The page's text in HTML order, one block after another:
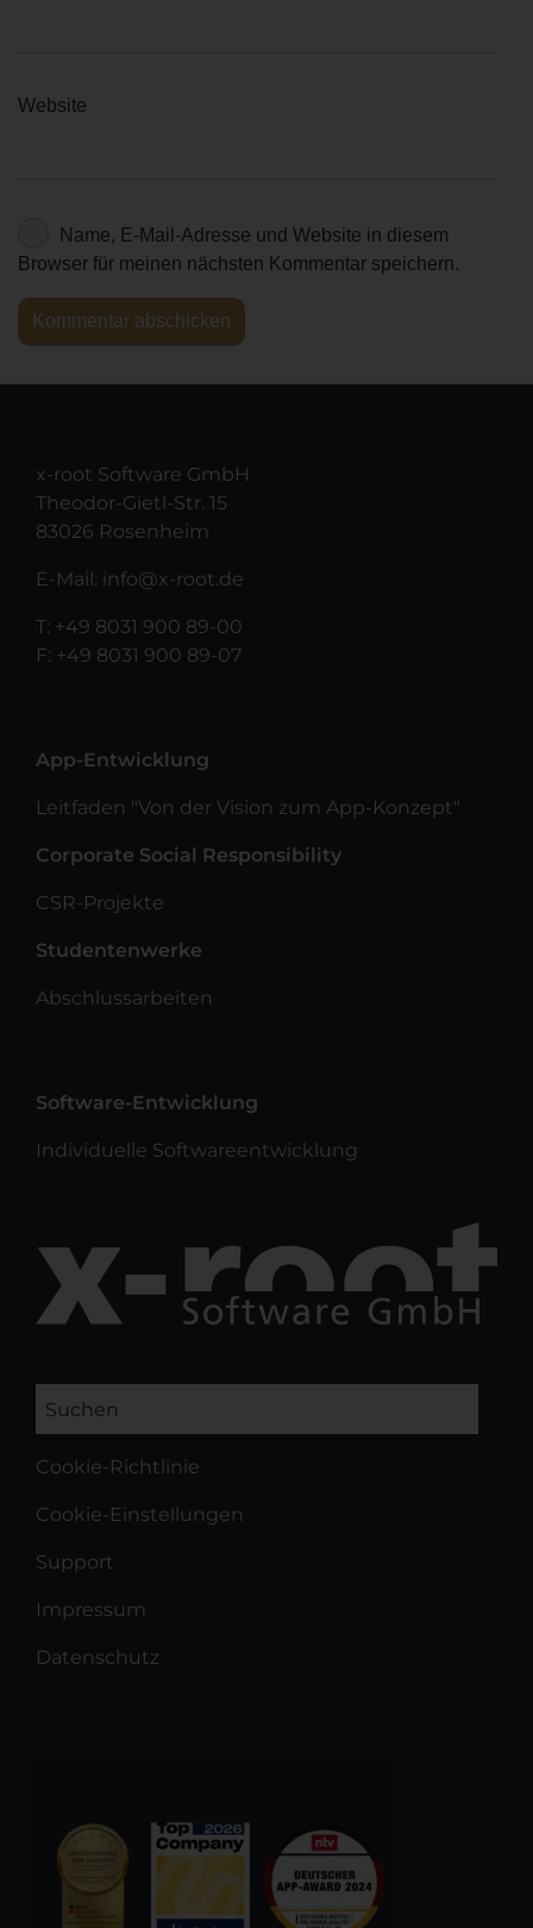
Website
Name, E-Mail-Adresse und Website in diesem
Browser für meinen nächsten Kommentar speichern.
x-root Software GmbH
Theodor-Gietl-Str. 15
83026 Rosenheim
E-Mail: info@x-root.de
T: +49 8031 900 89-00
F: +49 8031 900 89-07
App-Entwicklung
Leitfaden "Von der Vision zum App-Konzept"
Corporate Social Responsibility
CSR-Projekte
Studentenwerke
Abschlussarbeiten
Software-Entwicklung
Individuelle Softwareentwicklung
Cookie-Richtlinie
Cookie-Einstellungen
Support
Impressum
Datenschutz